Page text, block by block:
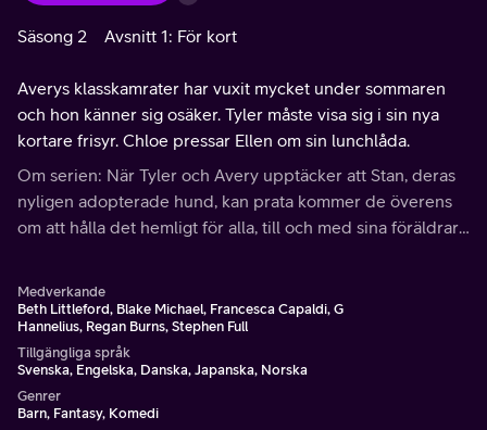
Säsong 2 Avsnitt 1: För kort
Averys klasskamrater har vuxit mycket under sommaren
och hon känner sig osäker. Tyler måste visa sig i sin nya
kortare frisyr. Chloe pressar Ellen om sin lunchlåda.
Om serien: När Tyler och Avery upptäcker att Stan, deras
nyligen adopterade hund, kan prata kommer de överens
om att hålla det hemligt för alla, till och med sina föräldrar.
Medverkande
Beth Littleford, Blake Michael, Francesca Capaldi, G
Hannelius, Regan Burns, Stephen Full
Tillgängliga språk
Svenska, Engelska, Danska, Japanska, Norska
Genrer
Barn, Fantasy, Komedi